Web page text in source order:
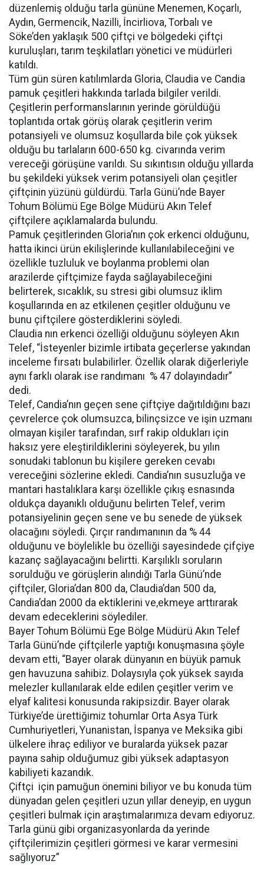
düzenlemiş olduğu tarla gününe Menemen, Koçarlı,
Aydın, Germencik, Nazilli, İncirliova, Torbalı ve
Söke’den yaklaşık 500 çiftçi ve bölgedeki çiftçi
kuruluşları, tarım teşkilatları yönetici ve müdürleri
katıldı.
Tüm gün süren katılımlarda Gloria, Claudia ve Candia
pamuk çeşitleri hakkında tarlada bilgiler verildi.
Çeşitlerin performanslarının yerinde görüldüğü
toplantıda ortak görüş olarak çeşitlerin verim
potansiyeli ve olumsuz koşullarda bile çok yüksek
olduğu bu tarlaların 600-650 kg. civarında verim
vereceği görüşüne varıldı. Su sıkıntısın olduğu yıllarda
bu şekildeki yüksek verim potansiyeli olan çeşitler
çiftçinin yüzünü güldürdü. Tarla Günü’nde Bayer
Tohum Bölümü Ege Bölge Müdürü Akın Telef
çiftçilere açıklamalarda bulundu.
Pamuk çeşitlerinden Gloria’nın çok erkenci olduğunu,
hatta ikinci ürün ekilişlerinde kullanılabileceğini ve
özellikle tuzluluk ve boylanma problemi olan
arazilerde çiftçimize fayda sağlayabileceğini
belirterek, sıcaklık, su stresi gibi olumsuz iklim
koşullarında en az etkilenen çeşitler olduğunu ve
bunu çiftçilere gösterdiklerini söyledi.
Claudia nın erkenci özelliği olduğunu söyleyen Akın
Telef, “İsteyenler bizimle irtibata geçerlerse yakından
inceleme fırsatı bulabilirler. Özellik olarak diğerleriyle
aynı farklı olarak ise randımanı % 47 dolayındadır”
dedi.
Telef, Candia’nın geçen sene çiftçiye dağıtıldığını bazı
çevrelerce çok olumsuzca, bilinçsizce ve işin uzmanı
olmayan kişiler tarafından, sırf rakip oldukları için
haksız yere eleştirildiklerini söyleyerek, bu yılın
sonudaki tablonun bu kişilere gereken cevabı
vereceğini sözlerine ekledi. Candia’nın susuzluğa ve
mantari hastalıklara karşı özellikle çıkış esnasında
oldukça dayanıklı olduğunu belirten Telef, verim
potansiyelinin geçen sene ve bu senede de yüksek
olacağını söyledi. Çırçır randımanının da % 44
olduğunu ve böylelikle bu özelliği sayesindede çifçiye
kazanç sağlayacağını belirtti. Karşılıklı soruların
sorulduğu ve görüşlerin alındığı Tarla Günü’nde
çiftçiler, Gloria’dan 800 da, Claudia’dan 500 da,
Candia’dan 2000 da ektiklerini ve,ekmeye arttırarak
devam edeceklerini söylediler.
Bayer Tohum Bölümü Ege Bölge Müdürü Akın Telef
Tarla Günü’nde çiftçilerle yaptığı konuşmasına şöyle
devam etti, “Bayer olarak dünyanın en büyük pamuk
gen havuzuna sahibiz. Dolaysıyla çok yüksek sayıda
melezler kullanılarak elde edilen çeşitler verim ve
elyaf kalitesi konusunda rakipsizdir. Bayer olarak
Türkiye’de ürettiğimiz tohumlar Orta Asya Türk
Cumhuriyetleri, Yunanistan, İspanya ve Meksika gibi
ülkelere ihraç ediliyor ve buralarda yüksek pazar
payına sahip olduğumuz gibi yüksek adaptasyon
kabiliyeti kazandık.
Çiftçi için pamuğun önemini biliyor ve bu konuda tüm
dünyadan gelen çeşitleri uzun yıllar deneyip, en uygun
çeşitleri bulmak için araştımalarımıza devam ediyoruz.
Tarla günü gibi organizasyonlarda da yerinde
çiftçilerimizin çeşitleri görmesi ve karar vermesini
sağlıyoruz”